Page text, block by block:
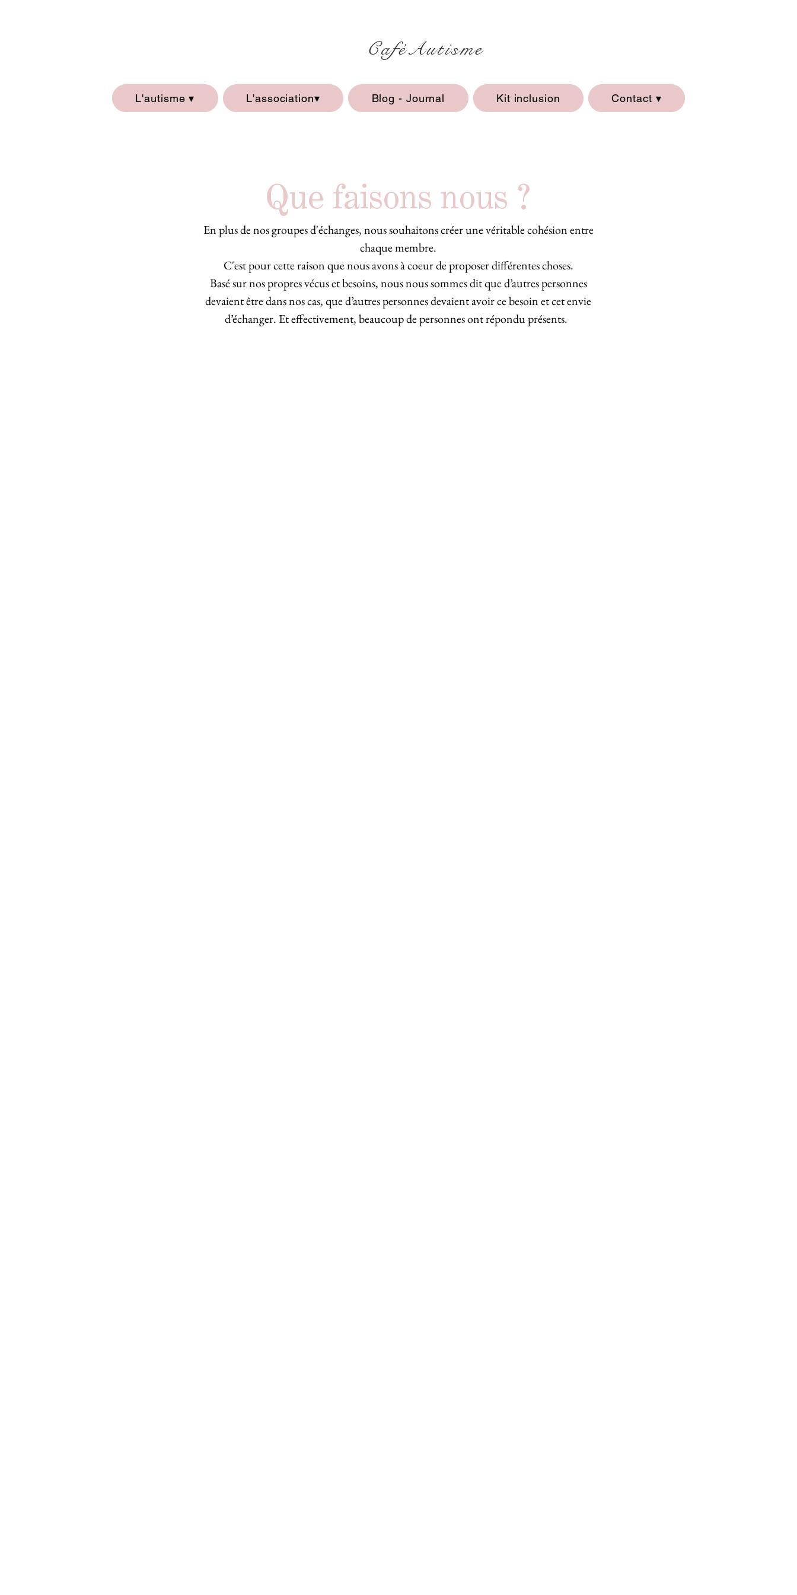
CaféAutisme
L'autisme ▾ L'association▾ Blog - Journal Kit inclusion Contact ▾
Que faisons nous ?
En plus de nos groupes d'échanges, nous souhaitons créer une véritable cohésion entre
chaque membre.
C'est pour cette raison que nous avons à coeur de proposer différentes choses.
Basé sur nos propres vécus et besoins, nous nous sommes dit que d’autres personnes
devaient être dans nos cas, que d’autres personnes devaient avoir ce besoin et cet envie
d’échanger. Et effectivement, beaucoup de personnes ont répondu présents.